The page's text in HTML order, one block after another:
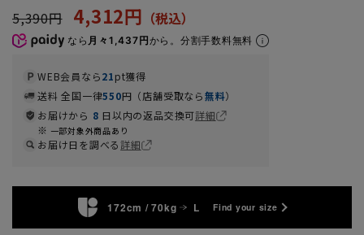
5,390円 4,312円
なら 月々1,437円から。分割手数料無料
WEB会員なら21pt獲得
送料 全国一律550円（店舗受取なら無料）
お届けから 8 日以内の返品交換可詳細
一部対象外商品あり
お届け日を調べる詳細
172cm / 70kg L Find your size